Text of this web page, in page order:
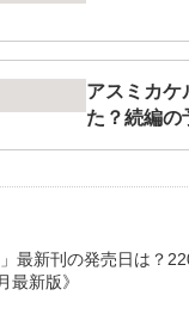
アスミカケ
た？続編の
」最新刊の発売日は？
最新版》